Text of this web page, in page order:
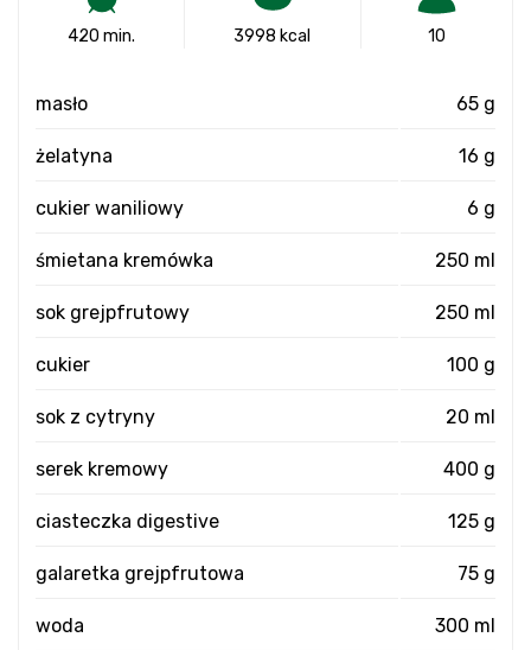
420 min. 3998 kcal 10
masło 65 g
żelatyna 16 g
cukier waniliowy 6 g
śmietana kremówka 250 ml
sok grejpfrutowy 250 ml
cukier 100 g
sok z cytryny 20 ml
serek kremowy 400 g
ciasteczka digestive 125 g
galaretka grejpfrutowa 75 g
woda 300 ml